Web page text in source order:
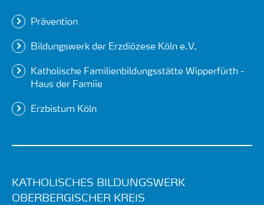
Prävention
Bildungswerk der Erzdiözese Köln e.V.
Katholische Familienbildungsstätte Wipperfürth -
Haus der Famiie
Erzbistum Köln
KATHOLISCHES BILDUNGSWERK
OBERBERGISCHER KREIS